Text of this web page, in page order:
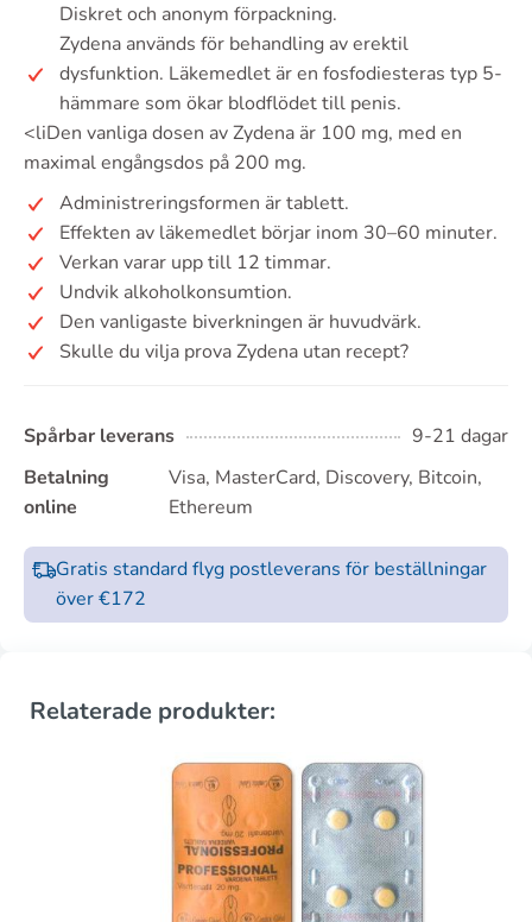
Diskret och anonym förpackning.
Zydena används för behandling av erektil
dysfunktion. Läkemedlet är en fosfodiesteras typ 5-
hämmare som ökar blodflödet till penis.
<liDen vanliga dosen av Zydena är 100 mg, med en
maximal engångsdos på 200 mg.
Administreringsformen är tablett.
Effekten av läkemedlet börjar inom 30–60 minuter.
Verkan varar upp till 12 timmar.
Undvik alkoholkonsumtion.
Den vanligaste biverkningen är huvudvärk.
Skulle du vilja prova Zydena utan recept?
Spårbar leverans
9-21 dagar
Betalning
online
Visa, MasterCard, Discovery, Bitcoin,
Ethereum
Gratis standard flyg postleverans för beställningar
över €172
Relaterade produkter: